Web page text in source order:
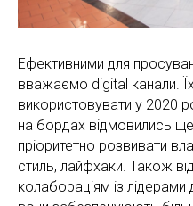
Ефективними для
вважаємо digital канали.
використовувати у 2020
на бордах відмовились
пріоритетно розвивати
стиль, лайфхаки. Також
колабораціям із